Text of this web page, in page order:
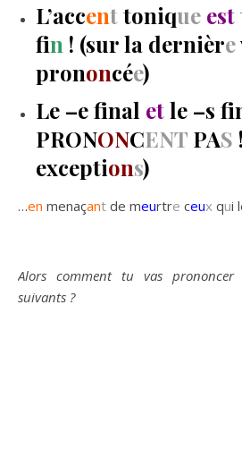
L’accenttonique est
fin ! (sur la dernière
prononcée)
Le –e final etle –s
PRONONCENT PAS
exceptions)
…en menaçant de meurtre ceux qui
Alors comment tu vas prononcer
suivants ?